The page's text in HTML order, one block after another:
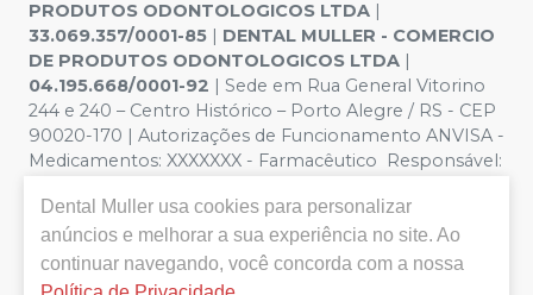
PRODUTOS ODONTOLOGICOS LTDA |
33.069.357/0001-85 | DENTAL MULLER - COMERCIO
DE PRODUTOS ODONTOLOGICOS LTDA |
04.195.668/0001-92 | Sede em Rua General Vitorino
244 e 240 – Centro Histórico – Porto Alegre / RS - CEP
90020-170 | Autorizações de Funcionamento ANVISA -
Medicamentos: XXXXXXX - Farmacêutico Responsável:
Segurança - Fotos meramente ilustrativas - Os preços e
condições da loja virtual estão sujeitos a alterações. Em
caso de divergência de preços no site, o valor válido é o
do Carrinho de Compra. Não vendemos por atacado,
Dental Muller usa cookies para personalizar
anúncios e melhorar a sua experiência no site. Ao
continuar navegando, você concorda com a nossa